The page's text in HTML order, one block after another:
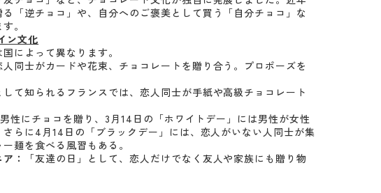
「逆チョコ」や、自分へのご褒美として買う「自分チョコ」な
。
ン文化
によって異なります。
人同士がカードや花束、チョコレートを贈り合う。プロポーズを
して知られるフランスでは、恋人同士が手紙や高級チョコレート
性にチョコを贈り、3月14日の「ホワイトデー」には男性が女性
さらに4月14日の「ブラックデー」には、恋人がいない人同士が集
麺を食べる風習もある。
：
「友達の日」として、恋人だけでなく友人や家族にも贈り物